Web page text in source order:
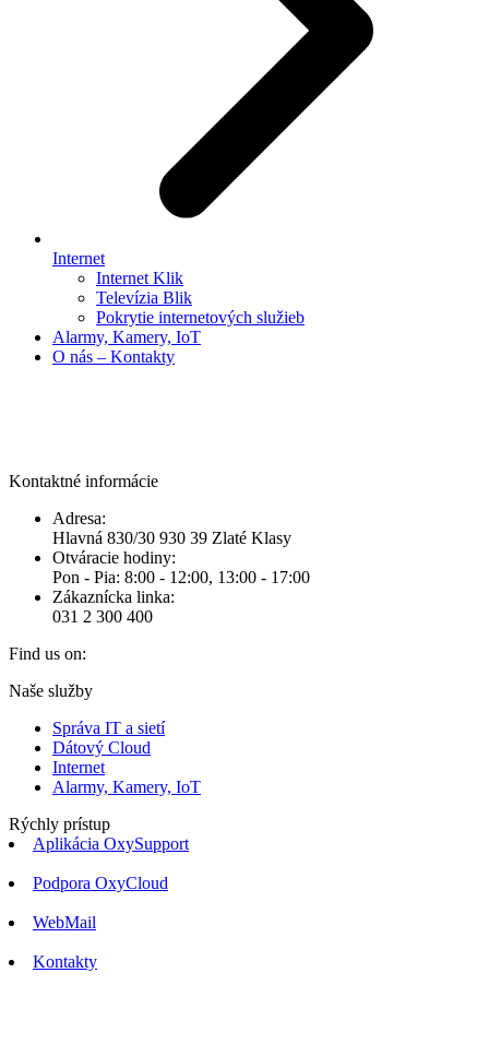
Internet
Internet Klik
Televízia Blik
Pokrytie internetových služieb
Alarmy, Kamery, IoT
O nás – Kontakty
Kontaktné informácie
Adresa:
Hlavná 830/30 930 39 Zlaté Klasy
Otváracie hodiny:
Pon - Pia: 8:00 - 12:00, 13:00 - 17:00
Zákaznícka linka:
031 2 300 400
Find us on:
Facebook
opens
new
window
Naše služby
Správa IT a sietí
Dátový Cloud
Internet
Alarmy, Kamery, IoT
Rýchly prístup
Aplikácia OxySupport
Podpora OxyCloud
WebMail
Kontakty